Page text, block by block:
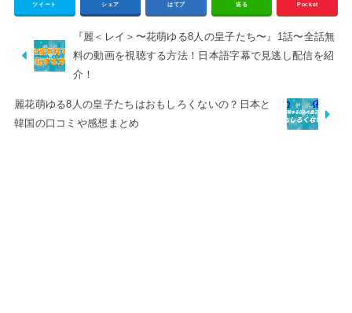
ツイート シェア はてブ 送る Pocket
『麗＜レイ＞〜花萌ゆる8人の皇子たち〜』1話〜全話無
料の動画を視聴する方法！日本語字幕で見逃し配信を紹
介！
麗花萌ゆる8人の皇子たちはおもしろくないの？日本と
韓国の口コミや感想まとめ